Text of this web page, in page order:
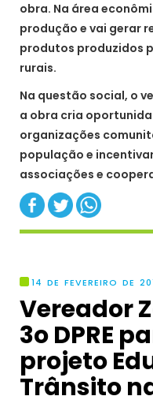
obra. Na área
produção e vai gerar
produtos produzidos
rurais.
Na questão social, o
a obra cria
organizações
população e
associações e
14 DE FEVEREIRO DE
Vereador
3o DPRE
projeto
Trânsito